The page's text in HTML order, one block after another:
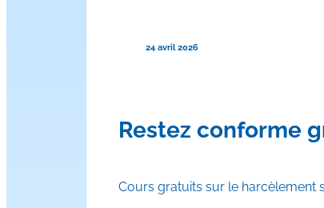
24 avril 2026
Restez conforme
Cours gratuits sur le harcèlement